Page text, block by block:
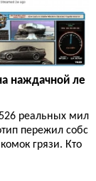
наждачной ле
реальных мил
пережил собс
грязи. Кто